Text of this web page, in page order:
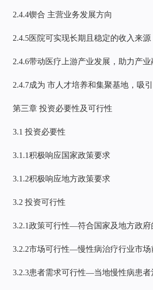
2.4.4锲合 主营业务发展方向
2.4.5医院可实现长期且稳定的收入来
2.4.6带动医疗上游产业发展，助力产
2.4.7成为 市人才培养和集聚基地，吸
第三章 投资必要性及可行性
3.1 投资必要性
3.1.1积极响应国家政策要求
3.1.2积极响应地方政策要求
3.2 投资可行性
3.2.1政策可行性—符合国家及地方政府
3.2.2市场可行性—慢性病治疗行业市场
3.2.3患者需求可行性—当地慢性病患者